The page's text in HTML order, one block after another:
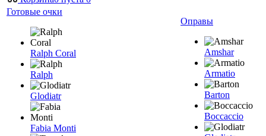
Готовые очки
Ralph Coral
Ralph
Glodiatr
Fabia Monti
Оправы
Amshar
Armatio
Barton
Boccaccio